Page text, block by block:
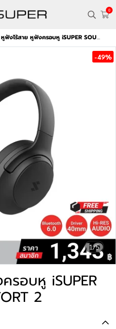
0
หูฟังไร้สาย หูฟังครอบหู iSUPER SOUND COMFORT 2
1/5
-49%
รอบหู iSUPER
2